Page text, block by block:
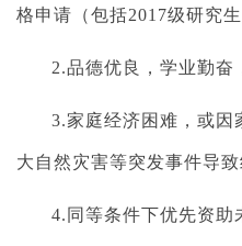
格申请（包括2017级研究生
2.品德优良，学业勤奋
3.家庭经济困难，或因
大自然灾害等突发事件导致
4. 同等条件下优先资助